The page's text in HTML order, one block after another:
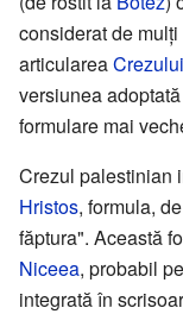
considerat de
articularea
versiunea
formulare mai
Crezul palestinian
Hristos, formula,
făptura". Această
Niceea, probabil
integrată în